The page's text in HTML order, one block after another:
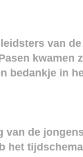
van
kwamen
bedankje in
van de
het